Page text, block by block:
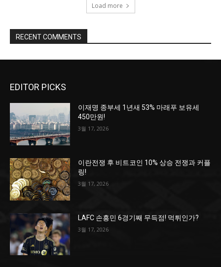
Load more
RECENT COMMENTS
EDITOR PICKS
이재명 종부세 1년새 53% 마래푸 보유세
450만원!
3월 17, 2026
이란전쟁 후 비트코인 10% 상승 전쟁과 커플
링!
3월 17, 2026
LAFC 손흥민 6경기째 무득점! 먹튀인가?
3월 17, 2026